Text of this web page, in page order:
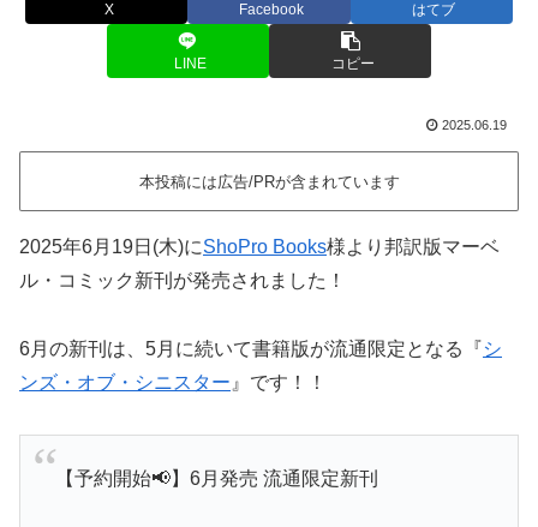
X Facebook はてブ
LINE コピー
2025.06.19
本投稿には広告/PRが含まれています
2025年6月19日(木)にShoPro Books様より邦訳版マーベ
ル・コミック新刊が発売されました！
6月の新刊は、5月に続いて書籍版が流通限定となる『シ
ンズ・オブ・シニスター 』です！！
【予約開始📢】6月発売 流通限定新刊